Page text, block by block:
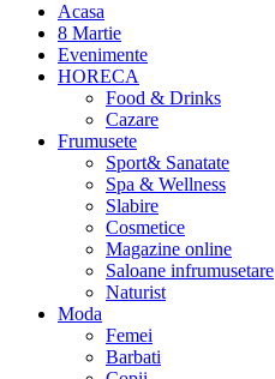
Acasa
8 Martie
Evenimente
HORECA
Food & Drinks
Cazare
Frumusete
Sport& Sanatate
Spa & Wellness
Slabire
Cosmetice
Magazine online
Saloane infrumusetare
Naturist
Moda
Femei
Barbati